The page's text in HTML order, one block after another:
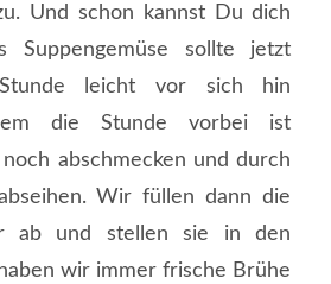
Und schon kannst Du dich
Suppengemüse sollte jetzt
leicht vor sich hin
die Stunde vorbei ist
abschmecken und durch
Wir füllen dann die
ab und stellen sie in den
wir immer frische Brühe